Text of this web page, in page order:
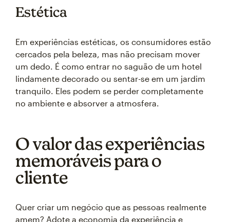
Estética
Em experiências estéticas, os consumidores estão
cercados pela beleza, mas não precisam mover
um dedo. É como entrar no saguão de um hotel
lindamente decorado ou sentar-se em um jardim
tranquilo. Eles podem se perder completamente
no ambiente e absorver a atmosfera.
O valor das experiências
memoráveis para o
cliente
Quer criar um negócio que as pessoas realmente
amem? Adote a economia da experiência e